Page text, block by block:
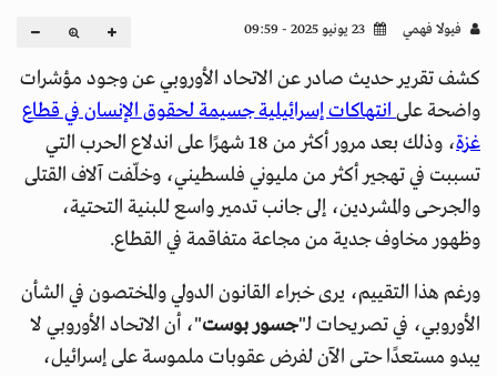
فيولا فهمي
كشف تقرير حديث صادر عن الاتحاد الأوروبي عن وجود مؤشرات
واضحة علىانتهاكات إسرائيلية جسيمة لحقوق الإنسان في قطاع
غزة
، وذلك بعد مرور أكثر من 18 شهرًا على اندلاع الحرب التي
تسببت في تهجير أكثر من مليوني فلسطيني، وخلّفت آلاف القتلى
والجرحى والمشردين، إلى جانب تدمير واسع للبنية التحتية،
وظهور مخاوف جدية من مجاعة متفاقمة في القطاع.
ورغم هذا التقييم، يرى خبراء القانون الدولي والمختصون في الشأن
الأوروبي، في تصريحات لـ"جسور بوست"، أن الاتحاد الأوروبي لا
يبدو مستعدًا حتى الآن لفرض عقوبات ملموسة على إسرائيل،